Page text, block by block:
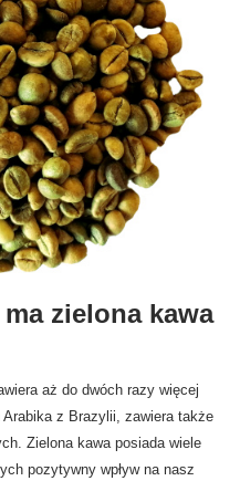
zielona kawa
aż do dwóch razy więcej
z Brazylii, zawiera także
Zielona kawa posiada wiele
pozytywny wpływ na nasz